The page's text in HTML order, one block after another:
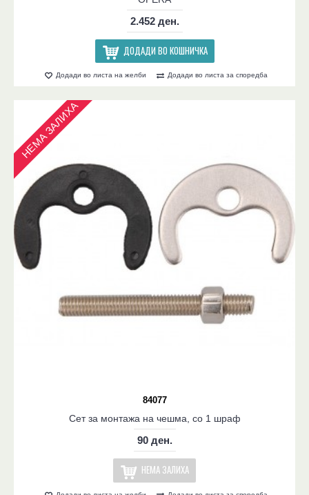
2.452 ден.
ДОДАДИ ВО КОШНИЧКА
Додади во листа на желби Додади во листа за споредба
84077
НЕМА ЗАЛИХА
Сет за монтажа на чешма, со 1 шраф
90 ден.
НЕМА ЗАЛИХА